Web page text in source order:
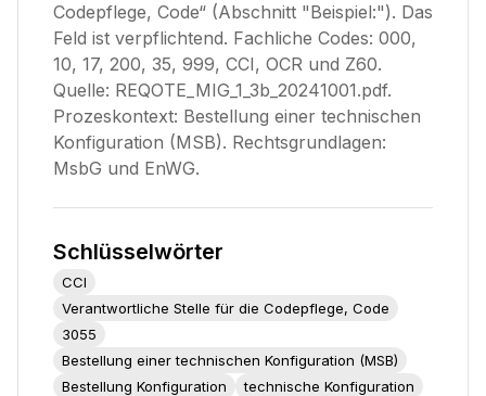
Codepflege, Code“ (Abschnitt "Beispiel:"). Das
Feld ist verpflichtend. Fachliche Codes: 000,
10, 17, 200, 35, 999, CCI, OCR und Z60.
Quelle: REQOTE_MIG_1_3b_20241001.pdf.
Prozeskontext: Bestellung einer technischen
Konfiguration (MSB). Rechtsgrundlagen:
MsbG und EnWG.
Schlüsselwörter
CCI
Verantwortliche Stelle für die Codepflege, Code
3055
Bestellung einer technischen Konfiguration (MSB)
Bestellung Konfiguration
technische Konfiguration